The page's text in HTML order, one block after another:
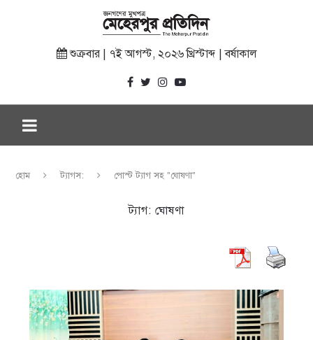
শুক্রবার | ৭ই আগস্ট, ২০২৬ খ্রিস্টাব্দ | বর্ষাকাল
হোম ট্যাগস: পোস্ট ট্যাগ সহ "ঘোষণা"
ট্যাগ: ঘোষণা